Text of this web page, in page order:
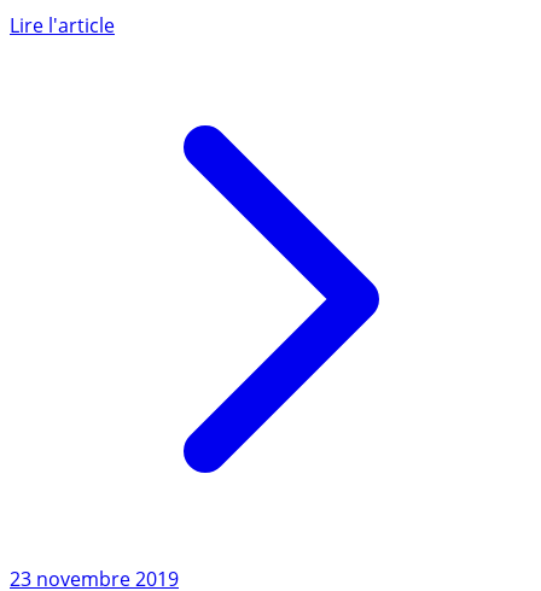
2018. Avec la mise en place du prélèvement à la source,